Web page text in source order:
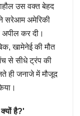
उस वक्त बेहद
सरेआम अमेरिकी
अपील कर दी।
खामेनेई की मौत
से सीधे ट्रंप की
ही जनाजे में मौजूद
है?'